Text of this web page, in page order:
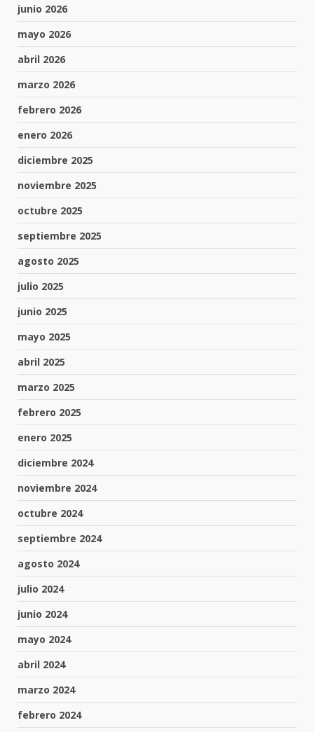
junio 2026
mayo 2026
abril 2026
marzo 2026
febrero 2026
enero 2026
diciembre 2025
noviembre 2025
octubre 2025
septiembre 2025
agosto 2025
julio 2025
junio 2025
mayo 2025
abril 2025
marzo 2025
febrero 2025
enero 2025
diciembre 2024
noviembre 2024
octubre 2024
septiembre 2024
agosto 2024
julio 2024
junio 2024
mayo 2024
abril 2024
marzo 2024
febrero 2024